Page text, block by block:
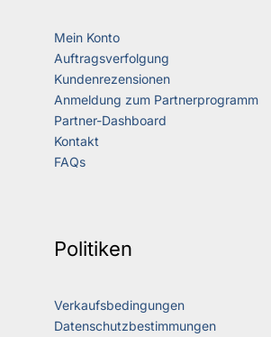
Mein Konto
Auftragsverfolgung
Kundenrezensionen
Anmeldung zum Partnerprogramm
Partner-Dashboard
Kontakt
FAQs
Politiken
Verkaufsbedingungen
Datenschutzbestimmungen